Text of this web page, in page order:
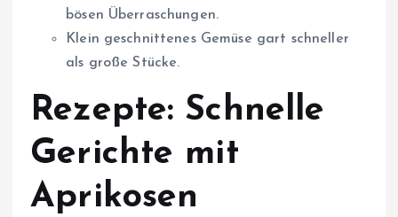
bösen Überraschungen.
Klein geschnittenes Gemüse gart schneller
als große Stücke.
Rezepte: Schnelle
Gerichte mit
Aprikosen